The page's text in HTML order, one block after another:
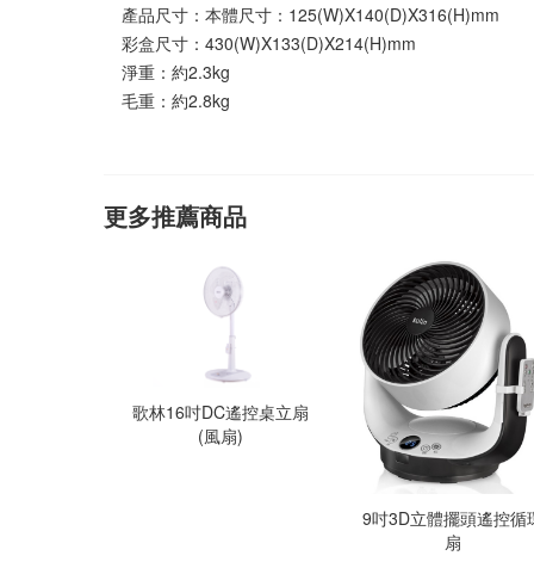
產品尺寸：本體尺寸：125(W)X140(D)X316(H)mm
彩盒尺寸：430(W)X133(D)X214(H)mm
淨重：約2.3kg
毛重：約2.8kg
更多推薦商品
歌林16吋DC遙控桌立扇
(風扇)
9吋3D立體擺頭遙控循
扇